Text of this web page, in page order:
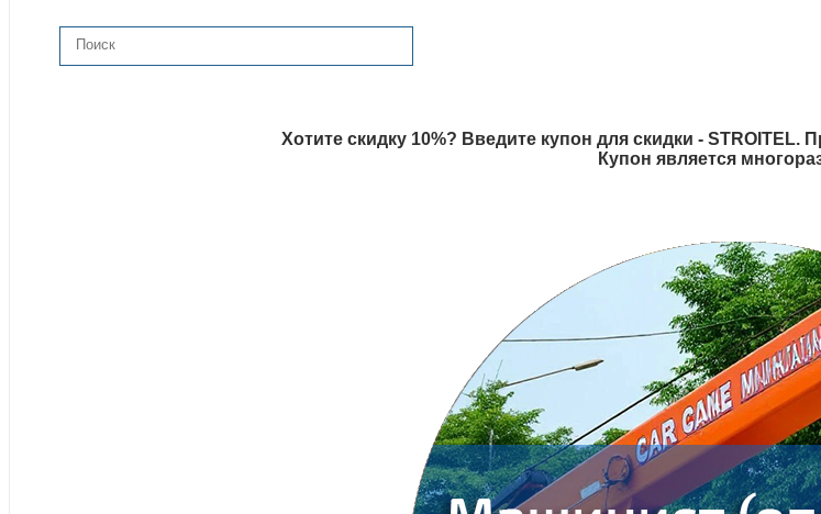
Хотите скидку 10%? Введите купон для скидки - STROITEL.
Купон является